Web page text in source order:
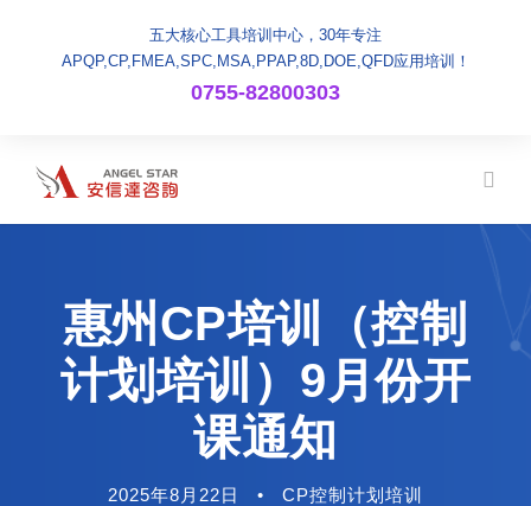
五大核心工具培训中心，30年专注
APQP,CP,FMEA,SPC,MSA,PPAP,8D,DOE,QFD应用培训！
0755-82800303
惠州CP培训（控制
计划培训）9月份开
课通知
2025年8月22日 •
CP控制计划培训